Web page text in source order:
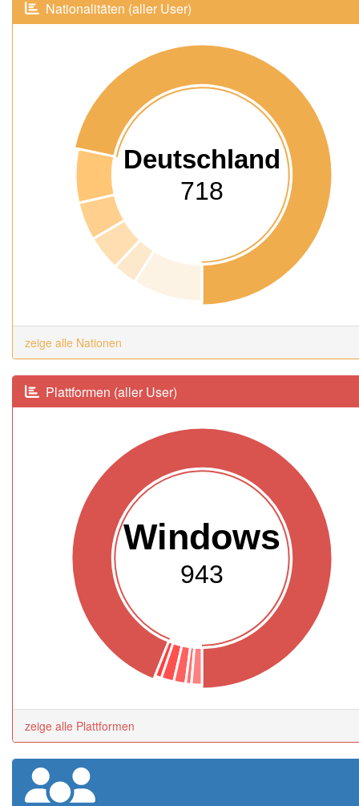
Nationalitäten (aller User)
Deutschland
718
zeige alle Nationen
Plattformen (aller User)
Windows
943
zeige alle Plattformen